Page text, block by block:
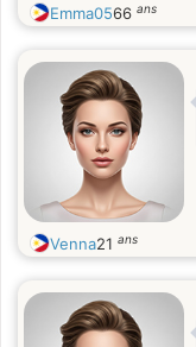
Emma0566 ans
Venna21 ans